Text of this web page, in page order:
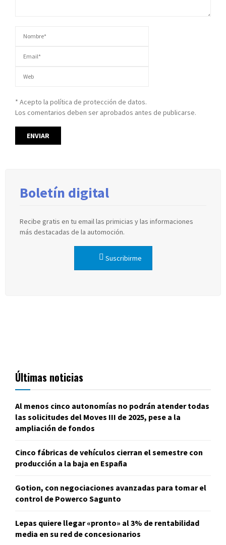
* Acepto la política de protección de datos.
Los comentarios deben ser aprobados antes de publicarse.
Boletín digital
Recibe gratis en tu email las primicias y las informaciones
más destacadas de la automoción.
Suscribirme
Últimas noticias
Al menos cinco autonomías no podrán atender todas
las solicitudes del Moves III de 2025, pese a la
ampliación de fondos
Cinco fábricas de vehículos cierran el semestre con
producción a la baja en España
Gotion, con negociaciones avanzadas para tomar el
control de Powerco Sagunto
Lepas quiere llegar «pronto» al 3% de rentabilidad
media en su red de concesionarios